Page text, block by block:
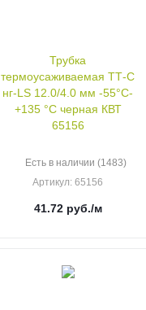
Трубка
термоусаживаемая ТТ-С
нг-LS 12.0/4.0 мм -55°C-
+135 °C черная КВТ
65156
Есть в наличии (1483)
Артикул: 65156
41.72руб./м